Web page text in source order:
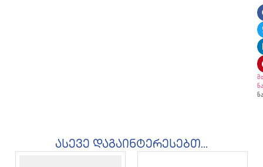
ასევე დაგაინტერესებთ...